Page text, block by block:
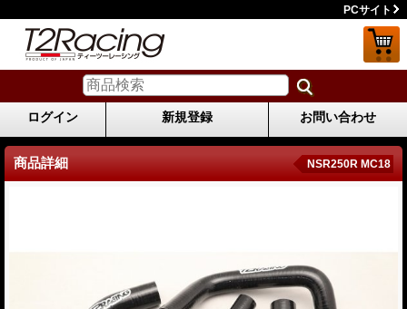
PCサイト
ログイン 新規登録 お問い合わせ
商品詳細 NSR250R MC18